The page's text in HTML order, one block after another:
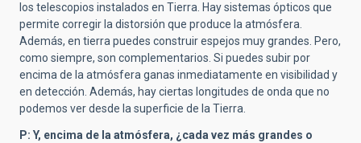
los telescopios instalados en Tierra. Hay sistemas ópticos que
permite corregir la distorsión que produce la atmósfera.
Además, en tierra puedes construir espejos muy grandes. Pero,
como siempre, son complementarios. Si puedes subir por
encima de la atmósfera ganas inmediatamente en visibilidad y
en detección. Además, hay ciertas longitudes de onda que no
podemos ver desde la superficie de la Tierra.
P: Y, encima de la atmósfera, ¿cada vez más grandes o